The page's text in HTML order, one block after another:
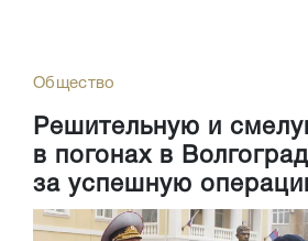
Общество
Решительную и
в погонах в
за успешную